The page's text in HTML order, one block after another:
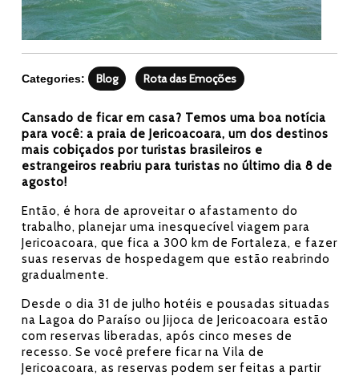
Categories: Blog Rota das Emoções
Cansado de ficar em casa? Temos uma boa notícia
para você: a praia de Jericoacoara, um dos destinos
mais cobiçados por turistas brasileiros e
estrangeiros reabriu para turistas no último dia 8 de
agosto!
Então, é hora de aproveitar o afastamento do
trabalho, planejar uma inesquecível viagem para
Jericoacoara, que fica a 300 km de Fortaleza, e fazer
suas reservas de hospedagem que estão reabrindo
gradualmente.
Desde o dia 31 de julho hotéis e pousadas situadas
na Lagoa do Paraíso ou Jijoca de Jericoacoara estão
com reservas liberadas, após cinco meses de
recesso. Se você prefere ficar na Vila de
Jericoacoara, as reservas podem ser feitas a partir